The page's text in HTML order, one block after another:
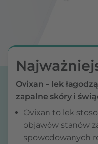
Ovixan – lek
zapalne skóry i
Ovixan to lek
objawów stanów
spowodowanych